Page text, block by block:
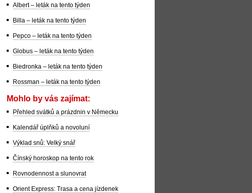
Albert – leták na tento týden
Billa – leták na tento týden
Pepco – leták na tento týden
Globus – leták na tento týden
Biedronka – leták na tento týden
Rossman – leták na tento týden
Mohlo by vás zajímat:
Přehled svátků a prázdnin v Německu
Kalendář úplňků a novoluní
Výklad snů: Velký snář
Čínský horoskop na tento rok
Rovnodennost a slunovrat
Orient Express: Trasa a cena jízdenek